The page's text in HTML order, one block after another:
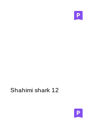
Shahimi shark 12